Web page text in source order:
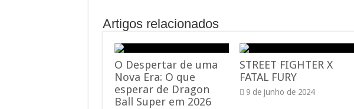
Artigos relacionados
O Despertar de uma
Nova Era: O que
esperar de Dragon
Ball Super em 2026
STREET FIGHTER X
FATAL FURY
9 de junho de 2024